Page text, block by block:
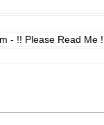
- !! Please Read Me